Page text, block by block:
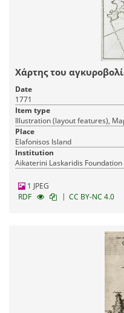
Χάρτης του
Date
1771
Item type
Illustration (layout features),
Place
Elafonisos Island
Institution
Aikaterini Laskaridis Foundation
1 JPEG
RDF
| CC BY-NC 4.0